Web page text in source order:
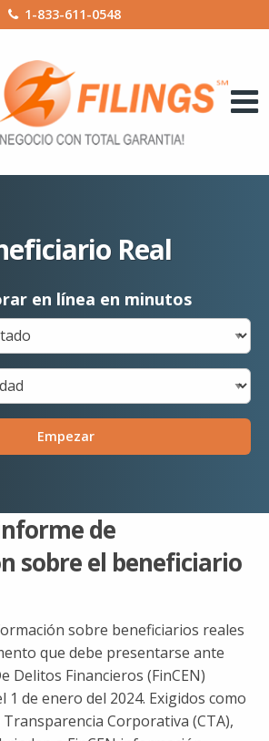
1-833-611-0548
Real
en línea en minutos
Empezar
de
sobre el beneficiario
sobre beneficiarios reales
que debe presentarse ante
Delitos Financieros (FinCEN)
de enero del 2024. Exigidos como
Corporativa (CTA),